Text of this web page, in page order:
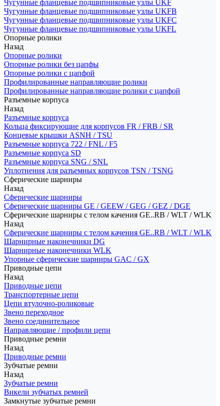
Чугунные фланцевые подшипниковые узлы UKF
Чугунные фланцевые подшипниковые узлы UKFB
Чугунные фланцевые подшипниковые узлы UKFC
Чугунные фланцевые подшипниковые узлы UKFL
Опорные ролики
Назад
Опорные ролики
Опорные ролики без цапфы
Опорные ролики с цапфой
Профилированные направляющие ролики
Профилированные направляющие ролики с цапфой
Разъемные корпуса
Назад
Разъемные корпуса
Кольца фиксирующие для корпусов FR / FRB / SR
Концевые крышки ASNH / TSU
Разъемные корпуса 722 / FNL / F5
Разъемные корпуса SD
Разъемные корпуса SNG / SNL
Уплотнения для разъемных корпусов TSN / TSNG
Сферические шарниры
Назад
Сферические шарниры
Сферические шарниры GE / GEEW / GEG / GEZ / DGE
Сферические шарниры с телом качения GE..RB / WLT / WLK
Назад
Сферические шарниры с телом качения GE..RB / WLT / WLK
Шарнирные наконечники DG
Шарнирные наконечники WLK
Упорные сферические шарниры GAC / GX
Приводные цепи
Назад
Приводные цепи
Транспортерные цепи
Цепи втулочно-роликовые
Звено переходное
Звено соединительное
Направляющие / профили цепи
Приводные ремни
Назад
Приводные ремни
Зубчатые ремни
Назад
Зубчатые ремни
Викели зубчатых ремней
Замкнутые зубчатые ремни